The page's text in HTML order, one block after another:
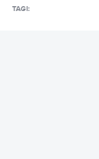
większość
TAGI: